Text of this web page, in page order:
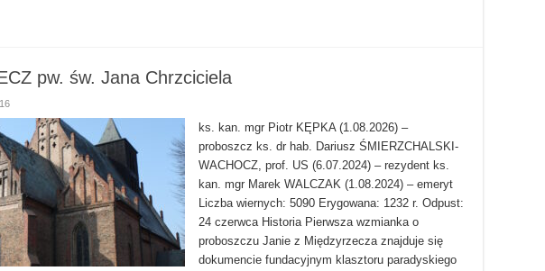
pw. św. Jana Chrzciciela
ks. kan. mgr Piotr KĘPKA (1.08.2026) –
proboszcz ks. dr hab. Dariusz ŚMIERZCHALSKI-
WACHOCZ, prof. US (6.07.2024) – rezydent ks.
kan. mgr Marek WALCZAK (1.08.2024) – emeryt
Liczba wiernych: 5090 Erygowana: 1232 r. Odpust:
24 czerwca Historia Pierwsza wzmianka o
proboszczu Janie z Międzyrzecza znajduje się
dokumencie fundacyjnym klasztoru paradyskiego